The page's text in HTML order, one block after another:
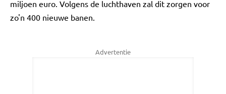
miljoen euro. Volgens de luchthaven zal dit zorgen voor
zo'n 400 nieuwe banen.
Advertentie